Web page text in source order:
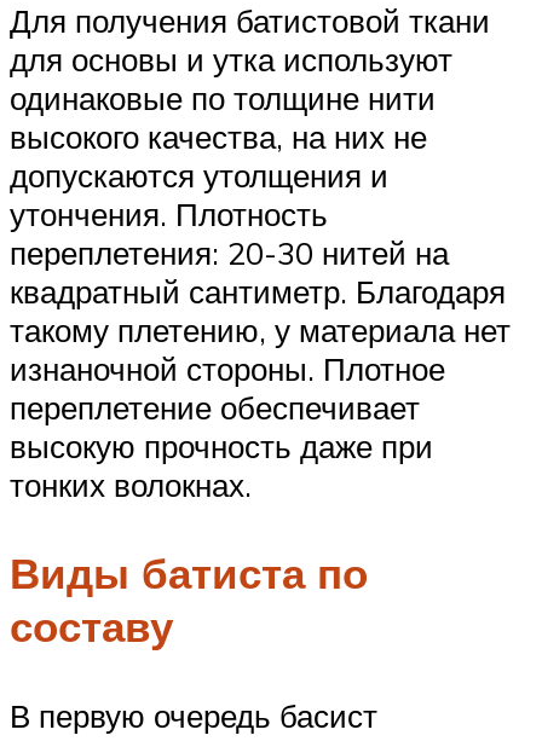
Для получения батистовой ткани
для основы и утка используют
одинаковые по толщине нити
высокого качества, на них не
допускаются утолщения и
утончения. Плотность
переплетения: 20-30 нитей на
квадратный сантиметр. Благодаря
такому плетению, у материала нет
изнаночной стороны. Плотное
переплетение обеспечивает
высокую прочность даже при
тонких волокнах.
Виды батиста по
составу
В первую очередь басист